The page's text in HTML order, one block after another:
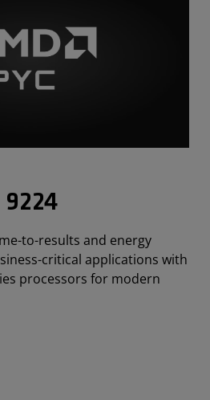
9224
to-results and energy
critical applications with
processors for modern